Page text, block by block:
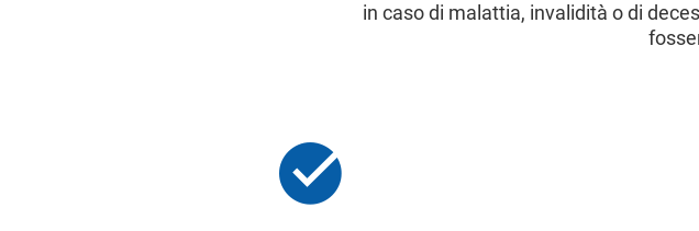
in caso di malattia, invalidità o di